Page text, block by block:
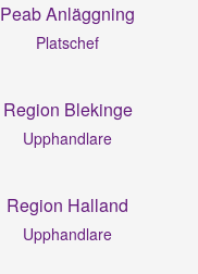
Peab Anläggning
Platschef
Region Blekinge
Upphandlare
Region Halland
Upphandlare